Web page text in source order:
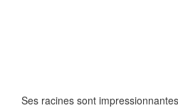
Ses racines sont